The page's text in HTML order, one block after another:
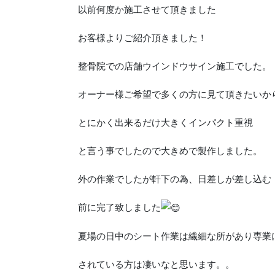
以前何度か施工させて頂きました
お客様よりご紹介頂きました！
整骨院での店舗ウインドウサイン施工でした。
オーナー様ご希望で多くの方に見て頂きたいか
とにかく出来るだけ大きくインパクト重視
と言う事でしたので大きめで製作しました。
外の作業でしたが軒下の為、日差しが差し込む
前に完了致しました
夏場の日中のシート作業は繊細な所があり専業
されている方は凄いなと思います。。